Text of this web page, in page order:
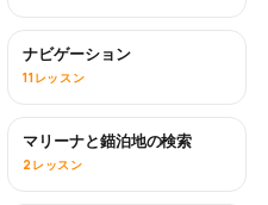
ナビゲーション
11レッスン
マリーナと錨泊地の検索
2レッスン